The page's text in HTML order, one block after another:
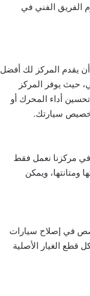
الفريق الفني في
أن يقدم المركز لك أفضل
حيث يوفر المركز
أداء المحرك أو
تخصيص سيارتك.
مركزنا نعمل فقط
ومتانتها، ويمكن
في إصلاح سيارات
الغيار الأصلية